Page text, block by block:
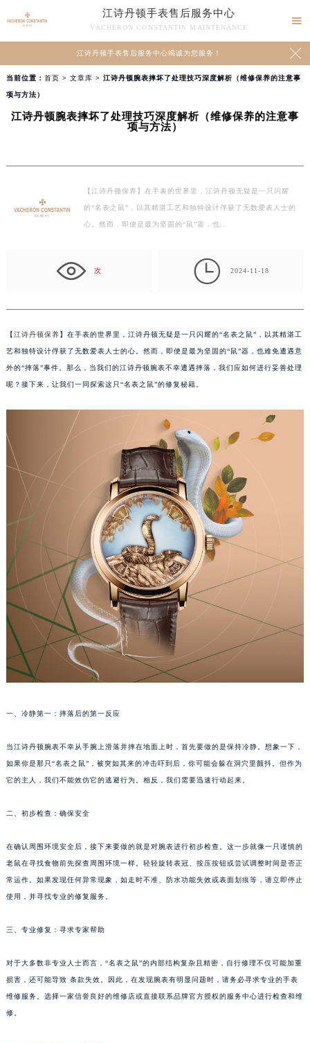
江诗丹顿手表售后服务中心
VACHERON CONSTANTIN MAINTENANCE

江诗丹顿手表售后服务中心竭诚为您服务！ 
当前位置： 首页 > 文章库 > 江诗丹顿腕表摔坏了处理技巧深度解析（维修保养的注意事
项与方法）
江诗丹顿腕表摔坏了处理技巧深度解析（维修保养的注意事
项与方法）
【江诗丹顿保养】在手表的世界里，江诗丹顿无疑是一只闪耀
的“名表之鼠”，以其精湛工艺和独特设计俘获了无数爱表人士的
心。然而，即便是最为坚固的“鼠”器，也…
次  2024-11-18
【江诗丹顿保养】在手表的世界里，江诗丹顿无疑是一只闪耀的“名表之鼠”，以其精湛工
艺和独特设计俘获了无数爱表人士的心。然而，即便是最为坚固的“鼠”器，也难免遭遇意
外的“摔落”事件。那么，当我们的江诗丹顿腕表不幸遭遇摔落，我们应如何进行妥善处理
呢？接下来，让我们一同探索这只“名表之鼠”的修复秘籍。
一、冷静第一：摔落后的第一反应
当江诗丹顿腕表不幸从手腕上滑落并摔在地面上时，首先要做的是保持冷静。想象一下，
如果你是那只“名表之鼠”，被突如其来的冲击吓到后，你可能会躲在洞穴里颤抖。但作为
它的主人，我们不能效仿它的逃避行为。相反，我们需要迅速行动起来。
二、初步检查：确保安全
在确认周围环境安全后，接下来要做的就是对腕表进行初步检查。这一步就像一只谨慎的
老鼠在寻找食物前先探查周围环境一样。轻轻旋转表冠、按压按钮或尝试调整时间是否正
常运作。如果发现任何异常现象，如走时不准、防水功能失效或表面划痕等，请立即停止
使用，并寻找专业的修复服务。
三、专业修复：寻求专家帮助
对于大多数非专业人士而言，“名表之鼠”的内部结构复杂且精密，自行修理不仅可能加重
损害，还可能导致 条款失效。因此，在发现腕表有明显问题时，请务必寻求专业的手表
维修服务。选择一家信誉良好的维修店或直接联系品牌官方授权的服务中心进行检查和维
修。